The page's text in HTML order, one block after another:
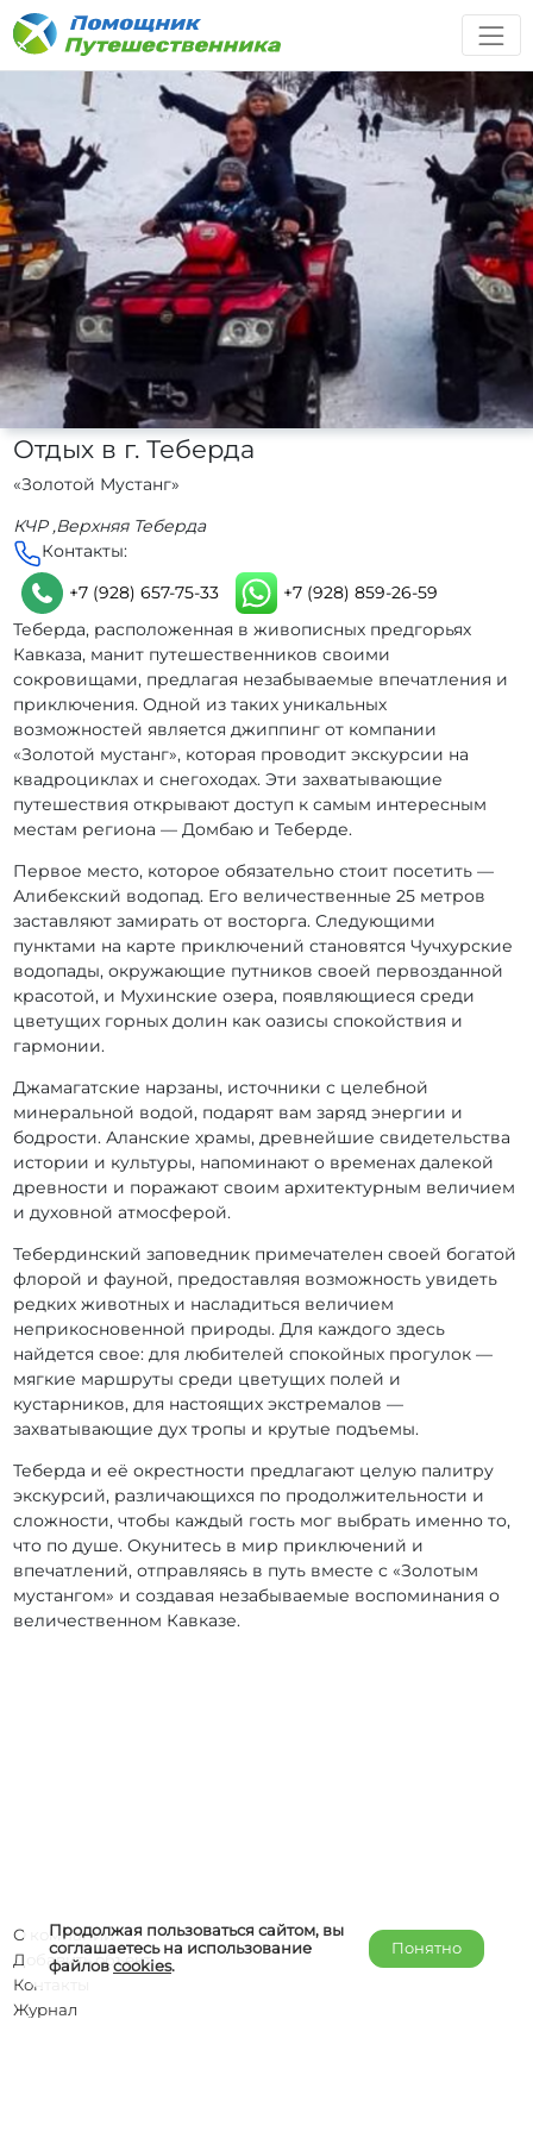
Отдых в г. Теберда
«Золотой Мустанг»
КЧР ,Верхняя Теберда
Контакты:
+7 (928) 657-75-33
+7 (928) 859-26-59
Теберда, расположенная в живописных предгорьях
Кавказа, манит путешественников своими
сокровищами, предлагая незабываемые впечатления и
приключения. Одной из таких уникальных
возможностей является джиппинг от компании
«Золотой мустанг», которая проводит экскурсии на
квадроциклах и снегоходах. Эти захватывающие
путешествия открывают доступ к самым интересным
местам региона — Домбаю и Теберде.
Первое место, которое обязательно стоит посетить —
Алибекский водопад. Его величественные 25 метров
заставляют замирать от восторга. Следующими
пунктами на карте приключений становятся Чучхурские
водопады, окружающие путников своей первозданной
красотой, и Мухинские озера, появляющиеся среди
цветущих горных долин как оазисы спокойствия и
гармонии.
Джамагатские нарзаны, источники с целебной
минеральной водой, подарят вам заряд энергии и
бодрости. Аланские храмы, древнейшие свидетельства
истории и культуры, напоминают о временах далекой
древности и поражают своим архитектурным величием
и духовной атмосферой.
Тебердинский заповедник примечателен своей богатой
флорой и фауной, предоставляя возможность увидеть
редких животных и насладиться величием
неприкосновенной природы. Для каждого здесь
найдется свое: для любителей спокойных прогулок —
мягкие маршруты среди цветущих полей и
кустарников, для настоящих экстремалов —
захватывающие дух тропы и крутые подъемы.
Теберда и её окрестности предлагают целую палитру
экскурсий, различающихся по продолжительности и
сложности, чтобы каждый гость мог выбрать именно то,
что по душе. Окунитесь в мир приключений и
впечатлений, отправляясь в путь вместе с «Золотым
мустангом» и создавая незабываемые воспоминания о
величественном Кавказе.
Продолжая пользоваться сайтом, вы
соглашаетесь на использование
файловcookies.
Понятно
О компании
Добавить объект
Контакты
Журнал